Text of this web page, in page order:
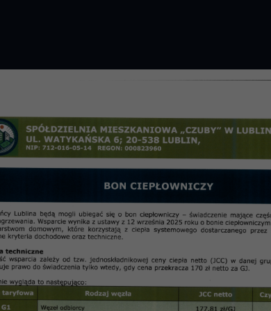
PRZETARGI
– Realizacja remontów